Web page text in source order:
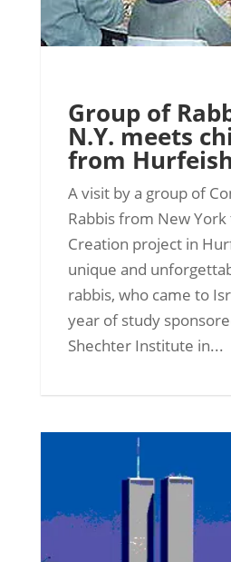
Group of
N.Y. meets
from
A visit by a group of
Rabbis from New
Creation project in
unique and
rabbis, who came to
year of study
Shechter Institute in...